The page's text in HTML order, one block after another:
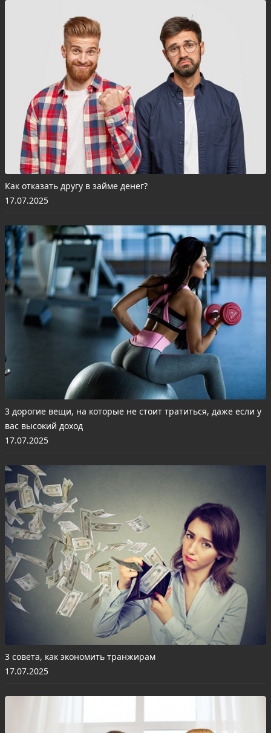
Как отказать другу в займе денег?
17.07.2025
3 дорогие вещи, на которые не стоит тратиться, даже если у
вас высокий доход
17.07.2025
3 совета, как экономить транжирам
17.07.2025